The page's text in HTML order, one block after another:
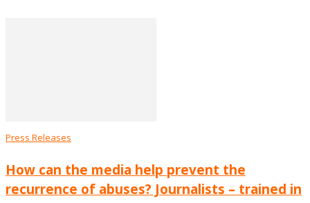
Press Releases
How can the media help prevent the
recurrence of abuses? Journalists – trained in